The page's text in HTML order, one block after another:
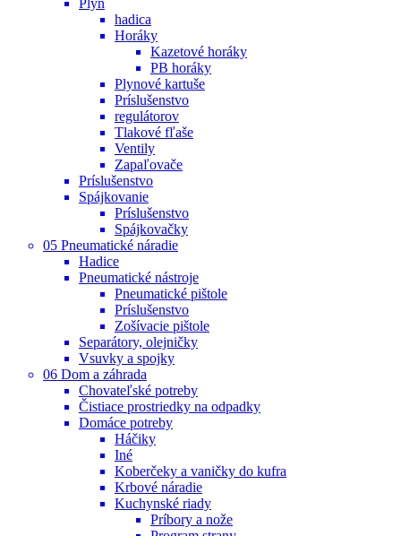
hadica
Horáky
Kazetové horáky
PB horáky
Plynové kartuše
Príslušenstvo
regulátorov
Tlakové fľaše
Ventily
Zapaľovače
Príslušenstvo
Spájkovanie
Príslušenstvo
Spájkovačky
05 Pneumatické náradie
Hadice
Pneumatické nástroje
Pneumatické pištole
Príslušenstvo
Zošívacie pištole
Separátory, olejničky
Vsuvky a spojky
06 Dom a záhrada
Chovateľské potreby
Čistiace prostriedky na odpadky
Domáce potreby
Háčiky
Iné
Koberčeky a vaničky do kufra
Krbové náradie
Kuchynské riady
Príbory a nože